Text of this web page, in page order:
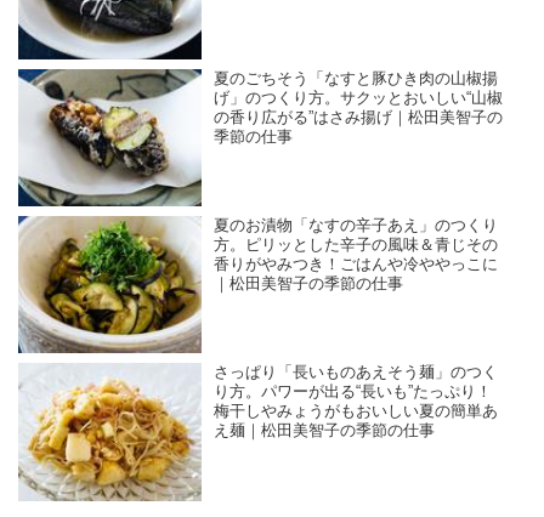
夏のごちそう「なすと豚ひき肉の山椒揚
げ」のつくり方。サクッとおいしい“山椒
の香り広がる”はさみ揚げ｜松田美智子の
季節の仕事
夏のお漬物「なすの辛子あえ」のつくり
方。ピリッとした辛子の風味＆青じその
香りがやみつき！ごはんや冷ややっこに
｜松田美智子の季節の仕事
さっぱり「長いものあえそう麺」のつく
り方。パワーが出る“長いも”たっぷり！
梅干しやみょうがもおいしい夏の簡単あ
え麺｜松田美智子の季節の仕事